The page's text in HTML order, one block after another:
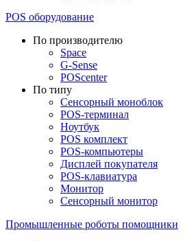
POS оборудование
По производителю
Space
G-Sense
POScenter
По типу
Сенсорный моноблок
POS-терминал
Ноутбук
POS комплект
POS-компьютеры
Дисплей покупателя
POS-клавиатура
Монитор
Сенсорный монитор
Промышленные роботы помощники